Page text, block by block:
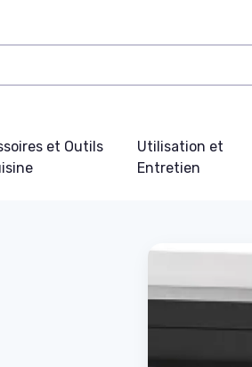
et Outils
Utilisation et
Entretien